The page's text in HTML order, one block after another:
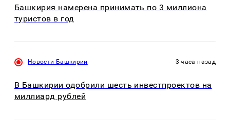
Башкирия намерена принимать по 3 миллиона
туристов в год
Новости Башкирии 3 часа назад
В Башкирии одобрили шесть инвестпроектов на
миллиард рублей